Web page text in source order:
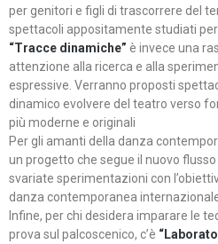
per genitori e figli di trascorrere del
spettacoli appositamente studiati per
“Tracce dinamiche” è invece una
attenzione alla ricerca e alla
espressive. Verranno proposti
dinamico evolvere del teatro verso
più moderne e originali
Per gli amanti della danza
un progetto che segue il nuovo
svariate sperimentazioni con
danza contemporanea
Infine, per chi desidera imparare le
prova sul palcoscenico, c’è